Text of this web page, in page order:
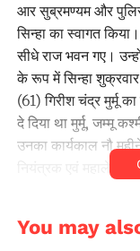
आर सुब्रमण्यम और
सिन्हा का स्वागत
सीधे राज भवन गए।
के रूप में सिन्हा
(61) गिरीश चंद्र मुर्मू
दे दिया था मुर्मू, जम्मू
उनका कार्यकाल नौ
नियंत्रक एवं महालेखा
You may